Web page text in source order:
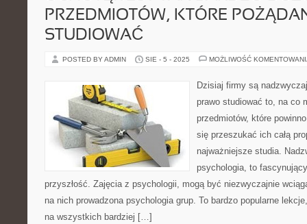
PRZEDMIOTÓW, KTÓRE
STUDIOWAĆ
POSTED BY ADMIN SIE - 5 - 2025 MOŻLIWOŚĆ
Dzisiaj firmy są
prawo studiować to, na co
przedmiotów, które
się przeszukać ich całą
najważniejsze studia.
psychologia, to
przyszłość. Zajęcia z psychologii, mogą być niezwyczajnie
na nich prowadzona psychologia grup. To bardzo popularne
na wszystkich bardziej […]